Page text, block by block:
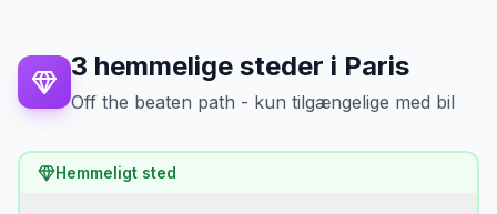
katedralen skinner i sol.
Parkering
Reims: parkeringshuse centralt. Épernay: gratis
3 hemmelige steder i Paris
Off the beaten path - kun tilgængelige med bil
Hemmeligt sted